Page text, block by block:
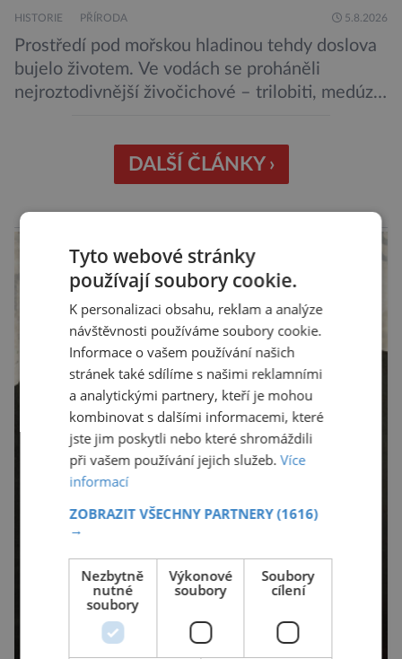
HISTORIE PŘÍRODA 5.8.2026
Prostředí pod mořskou hladinou tehdy doslova
bujelo životem. Ve vodách se proháněli
nejroztodivnější živočichové – trilobiti, medúzy
zárodky zbraní typických pro dnešní pavouky.
Pavouci, štíři či klíšťata jsou členovci patřící do
skupiny klepítkatců. Vyznačují se takzvanými
chelicerami, které u nich představují právě […]
DALŠÍ ČLÁNKY ›
Tyto webové stránky
používají soubory cookie.
K personalizaci obsahu, reklam a analýze
návštěvnosti používáme soubory cookie.
Informace o vašem používání našich
stránek také sdílíme s našimi reklamními
a analytickými partnery, kteří je mohou
kombinovat s dalšími informacemi, které
jste jim poskytli nebo které shromáždili
při vašem používání jejich služeb.Více
informací
ZOBRAZIT VŠECHNY PARTNERY(1616)
→
Nezbytně
nutné
soubory
Výkonové
soubory
Soubory
cílení